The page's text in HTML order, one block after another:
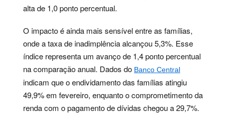
alta de 1,0 ponto percentual.
O impacto é ainda mais sensível entre as famílias,
onde a taxa de inadimplência alcançou 5,3%. Esse
índice representa um avanço de 1,4 ponto percentual
na comparação anual. Dados do Banco Central
indicam que o endividamento das famílias atingiu
49,9% em fevereiro, enquanto o comprometimento da
renda com o pagamento de dívidas chegou a 29,7%.